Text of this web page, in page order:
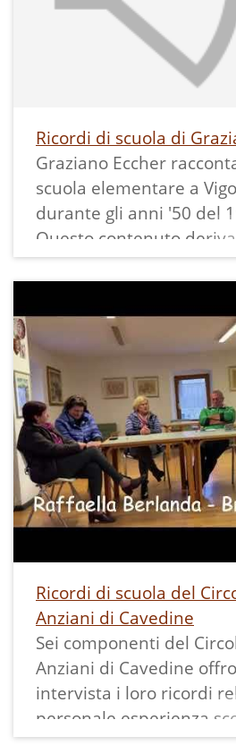
Ricordi di scuola di
Graziano Eccher
scuola elementare a
durante gli anni '50 del
Questo contenuto deriva
intervista realizzata nel
Ricordi di scuola del
Anziani di Cavedine
Sei componenti del
Anziani di Cavedine
intervista i loro ricordi
personale esperienza
Ciascuno di loro si